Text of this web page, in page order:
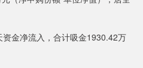
金净流入，合计吸金1930.42万